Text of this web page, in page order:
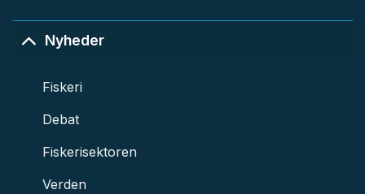
Nyheder
Fiskeri
Debat
Fiskerisektoren
Verden